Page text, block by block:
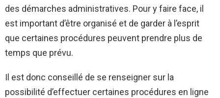
des démarches administratives. Pour y faire face, il
est important d’être organisé et de garder à l’esprit
que certaines procédures peuvent prendre plus de
temps que prévu.
Il est donc conseillé de se renseigner sur la
possibilité d’effectuer certaines procédures en ligne